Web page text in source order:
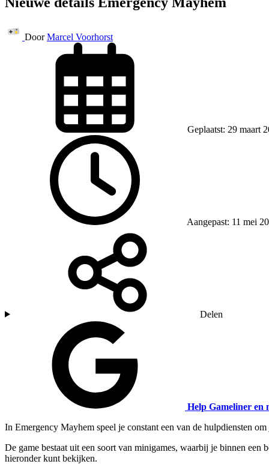
Door Marcel Voorhorst
Geplaatst: 29 maart
Aangepast: 11 mei
Delen
Help Gameliner en
In Emergency Mayhem speel je constant een van de hulpdiensten
De game bestaat uit een soort van minigames, waarbij je binnen een
hieronder kunt bekijken.